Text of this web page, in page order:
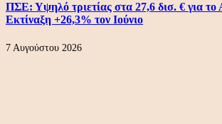
ΠΣΕ: Υψηλό τριετίας στα 27,6 δισ. € για το
Εκτίναξη +26,3% τον Ιούνιο
7 Αυγούστου 2026